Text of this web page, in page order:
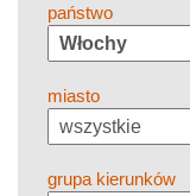
państwo
miasto
grupa kierunków